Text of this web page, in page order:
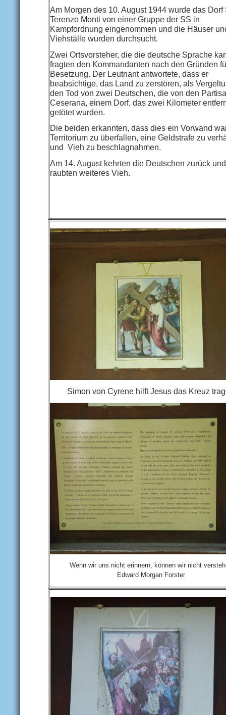
Am Morgen des 10. August 1944 wurde das Dorf
Terenzo Monti von einer Gruppe der SS in
Kampfordnung eingenommen und die Häuser
Viehställe wurden durchsucht.
Zwei Ortsvorsteher, die die deutsche Sprache
fragten den Kommandanten nach den Gründen
Besetzung. Der Leutnant antwortete, dass er
beabsichtige, das Land zu zerstören, als
den Tod von zwei Deutschen, die von den
Ceserana, einem Dorf, das zwei Kilometer
getötet wurden.
Die beiden erkannten, dass dies ein Vorwand
Territorium zu überfallen, eine Geldstrafe zu
und Vieh zu beschlagnahmen.
Am 14. August kehrten die Deutschen zurück und
raubten weiteres Vieh.
Simon von Cyrene hilft Jesus das Kreuz
Wenn wir uns nicht erinnern, können wir nicht
Edward Morgan Forster